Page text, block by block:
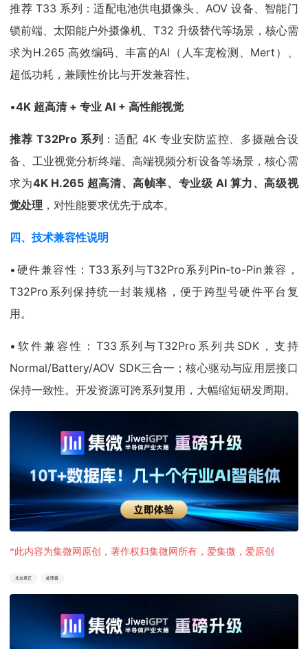
推荐 T33 系列：适配电池供电摄像头、AOV 设备、智能门
锁前端、太阳能户外摄像机、T32 升级替代等场景，核心需
求为H.265 高效编码、丰富的AI（人车宠检测、Mert）、
超低功耗，兼顾性价比与开发兼容性。
•4K 超高清 + 专业 AI + 高性能视觉
推荐 T32Pro 系列 ：适配 4K 专业安防监控、多摄融合设
备、工业视觉分析终端、高端视频分析设备等场景，核心需
求为4K H.265 超高清、高帧率、专业级 AI 算力、高级视
觉处理 ，对性能要求优先于成本。
四、技术兼容性说明
•硬件兼容性：T33系列与T32Pro系列Pin-to-Pin兼容，
T32Pro系列保持统一封装规格，便于跨型号硬件平台复
用。
•软件兼容性：T33系列与T32Pro系列共SDK，支持
Normal/Battery/AOV SDK三合一；核心驱动与应用层接口
保持一致性。开发资源可跨系列复用，大幅缩短研发周期。
*此内容为集微网原创，著作权归集微网所有，爱集微，爱原创
北京君正 处理器